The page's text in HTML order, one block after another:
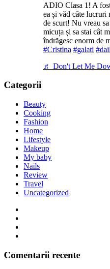
ADIO Clasa 1! A
ea și văd câte
de scurt! Nu vreau
micuța și sa stai cât
îndrăgesc enorm de
#Cristina #galati
♬ Don't Let Me
Categorii
Beauty
Cooking
Fashion
Home
Lifestyle
Makeup
My baby
Nails
Review
Travel
Uncategorized
Comentarii recente